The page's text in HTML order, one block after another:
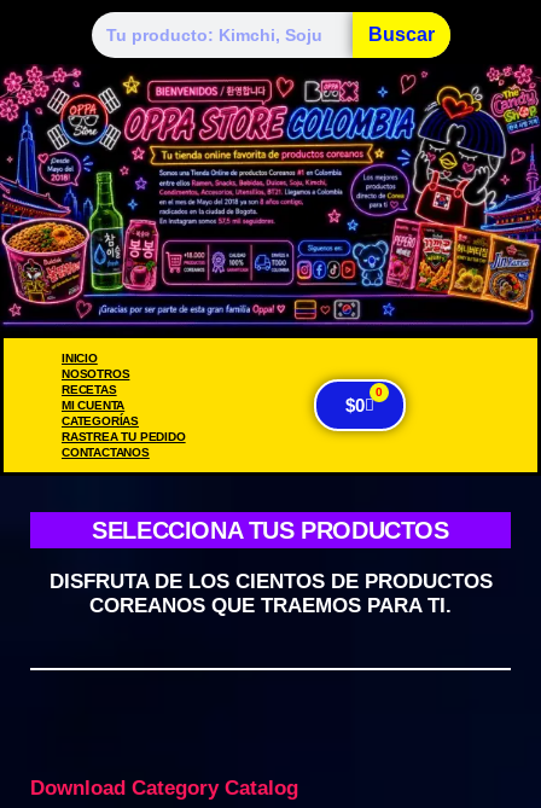
Buscar
INICIO
NOSOTROS
RECETAS
MI CUENTA
CATEGORÍAS
RASTREA TU PEDIDO
CONTACTANOS
$0
0
SELECCIONA TUS PRODUCTOS
DISFRUTA DE LOS CIENTOS DE PRODUCTOS
COREANOS QUE TRAEMOS PARA TI.
Download Category Catalog